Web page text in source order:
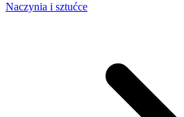
Naczynia i sztućce